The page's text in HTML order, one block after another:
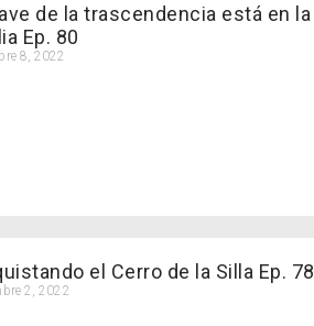
de la trascendencia está en la
Ep. 80
8, 2022
el Cerro de la Silla Ep. 78
2, 2022